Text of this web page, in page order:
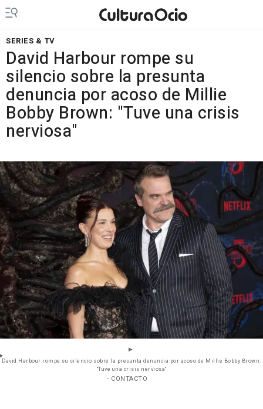
SERIES & TV
David Harbour rompe su
silencio sobre la presunta
denuncia por acoso de Millie
Bobby Brown: "Tuve una crisis
nerviosa"
David Harbour rompe su silencio sobre la presunta denuncia por acoso de Millie Bobby Brown:
"Tuve una crisis nerviosa"
- CONTACTO